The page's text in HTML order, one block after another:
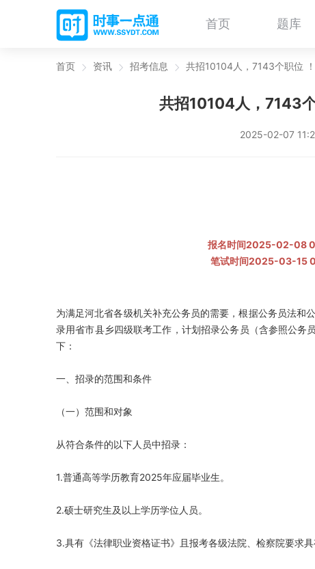
首页 题库
首页 资讯 招考信息 共招10104人，7143个职位
共招10104人，7143
2025-02-07
报名时间2025-02-08
笔试时间2025-03-15
为满足河北省各级机关补充公务员的需要，根据公务员法和
录用省市县乡四级联考工作，计划招录公务员（含参照公
下：
一、招录的范围和条件
（一）范围和对象
从符合条件的以下人员中招录：
1.普通高等学历教育2025年应届毕业生。
2.硕士研究生及以上学历学位人员。
3.具有《法律职业资格证书》且报考各级法院、检察院要求具